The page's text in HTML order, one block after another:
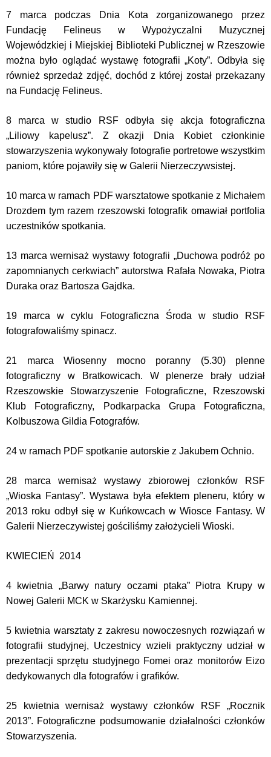
7 marca podczas Dnia Kota zorganizowanego przez
Fundację Felineus w Wypożyczalni Muzycznej
Wojewódzkiej i Miejskiej Biblioteki Publicznej w Rzeszowie
można było oglądać wystawę fotografii „Koty”. Odbyła się
również sprzedaż zdjęć, dochód z której został przekazany
na Fundację Felineus.
8 marca w studio RSF odbyła się akcja fotograficzna
„Liliowy kapelusz”. Z okazji Dnia Kobiet członkinie
stowarzyszenia wykonywały fotografie portretowe wszystkim
paniom, które pojawiły się w Galerii Nierzeczywsistej.
10 marcaw ramach PDF warsztatowe spotkanie z Michałem
Drozdem tym razem rzeszowski fotografik omawiał portfolia
uczestników spotkania.
13 marca wernisaż wystawy fotografii „Duchowa podróż po
zapomnianych cerkwiach” autorstwa Rafała Nowaka, Piotra
Duraka oraz Bartosza Gajdka.
19 marca w cyklu Fotograficzna Środa w studio RSF
fotografowaliśmy spinacz.
21 marca Wiosenny mocno poranny (5.30) plenne
fotograficzny w Bratkowicach. W plenerze brały udział
Rzeszowskie Stowarzyszenie Fotograficzne, Rzeszowski
Klub Fotograficzny, Podkarpacka Grupa Fotograficzna,
Kolbuszowa Gildia Fotografów.
24 w ramach PDF spotkanie autorskie z Jakubem Ochnio.
28 marca wernisaż wystawy zbiorowej członków RSF
„Wioska Fantasy”. Wystawa była efektem pleneru, który w
2013 roku odbył się w Kuńkowcach w Wiosce Fantasy. W
Galerii Nierzeczywistej gościliśmy założycieli Wioski.
KWIECIEŃ 2014
4 kwietnia „Barwy natury oczami ptaka” Piotra Krupy w
Nowej Galerii MCK w Skarżysku Kamiennej.
5 kwietnia warsztaty z zakresu nowoczesnych rozwiązań w
fotografii studyjnej, Uczestnicy wzieli praktyczny udział w
prezentacji sprzętu studyjnego Fomei oraz monitorów Eizo
dedykowanych dla fotografów i grafików.
25 kwietnia wernisaż wystawy członków RSF „Rocznik
2013”. Fotograficzne podsumowanie działalności członków
Stowarzyszenia.